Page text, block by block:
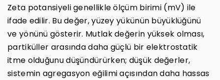
Zeta potansiyeli genellikle ölçüm birimi (mV) ile
ifade edilir. Bu değer, yüzey yükünün büyüklüğünü
ve yönünü gösterir. Mutlak değerin yüksek olması,
partiküller arasında daha güçlü bir elektrostatik
itme olduğunu düşündürürken; düşük değerler,
sistemin agregasyon eğilimi açısından daha hassas